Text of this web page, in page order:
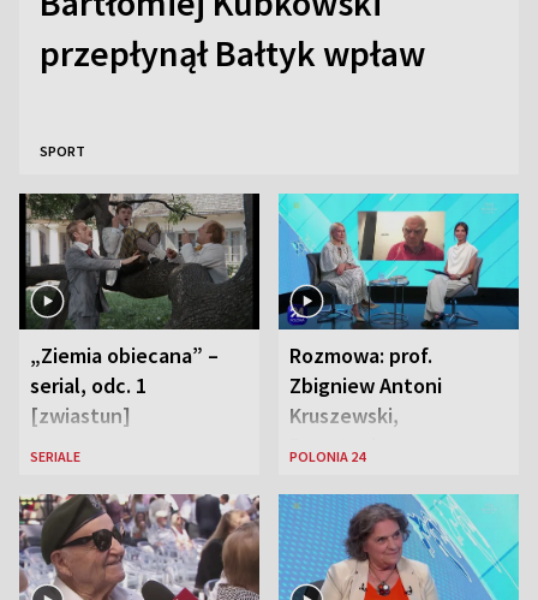
przepłynął Bałtyk wpław
SPORT
„Ziemia obiecana” –
serial, odc. 1
[zwiastun]
SERIALE
Rozmowa: prof.
Zbigniew Antoni
Kruszewski,
Powstaniec
Zaryan, piosenkarka
POLONIA 24